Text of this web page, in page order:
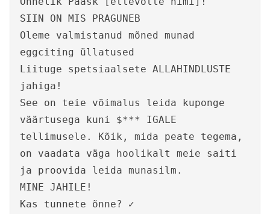
SIIN ON MIS PRAGUNEB
Oleme valmistanud mõned munad
eggciting üllatused
Liituge spetsiaalsete ALLAHINDLUSTE
jahiga!
See on teie võimalus leida kuponge
väärtusega kuni $*** IGALE
tellimusele. Kõik, mida peate tegema,
on vaadata väga hoolikalt meie saiti
ja proovida leida munasilm.
MINE JAHILE!
Kas tunnete õnne? ✓